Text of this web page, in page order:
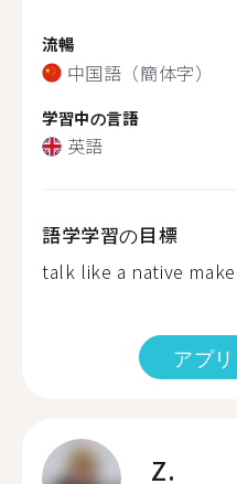
流暢
中国語（簡体字）
学習中の言語
英語
語学学習の目標
talk like a native
アプ
Z.